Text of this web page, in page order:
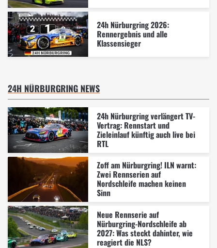
24h Nürburgring 2026:
Rennergebnis und alle
Klassensieger
24H NÜRBURGRING NEWS
24h Nürburgring verlängert TV-
Vertrag: Rennstart und
Zieleinlauf künftig auch live bei
RTL
Zoff am Nürburgring! ILN warnt:
Zwei Rennserien auf
Nordschleife machen keinen
Sinn
Neue Rennserie auf
Nürburgring-Nordschleife ab
2027: Was steckt dahinter, wie
reagiert die NLS?